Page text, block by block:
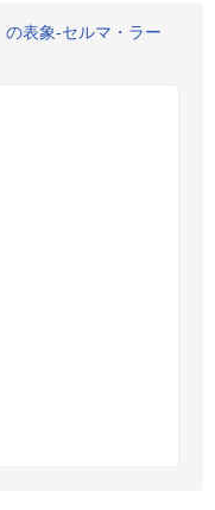
表象-セルマ・ラー